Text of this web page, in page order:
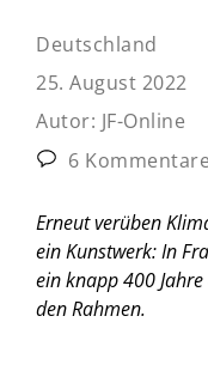
Deutschland
25. August 2022
Autor: JF-Online
6 Kommentare
Erneut verüben
ein Kunstwerk: In
ein knapp 400
den Rahmen.